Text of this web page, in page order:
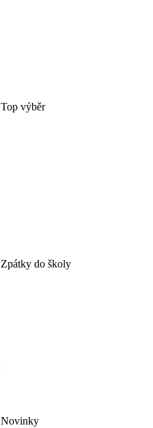
Top výběr
Zpátky do školy
Novinky